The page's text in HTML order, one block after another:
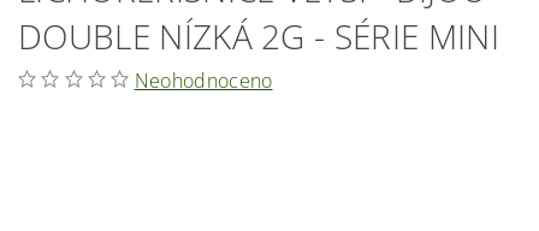
DOUBLE NÍZKÁ 2G - SÉRIE MINI
Neohodnoceno